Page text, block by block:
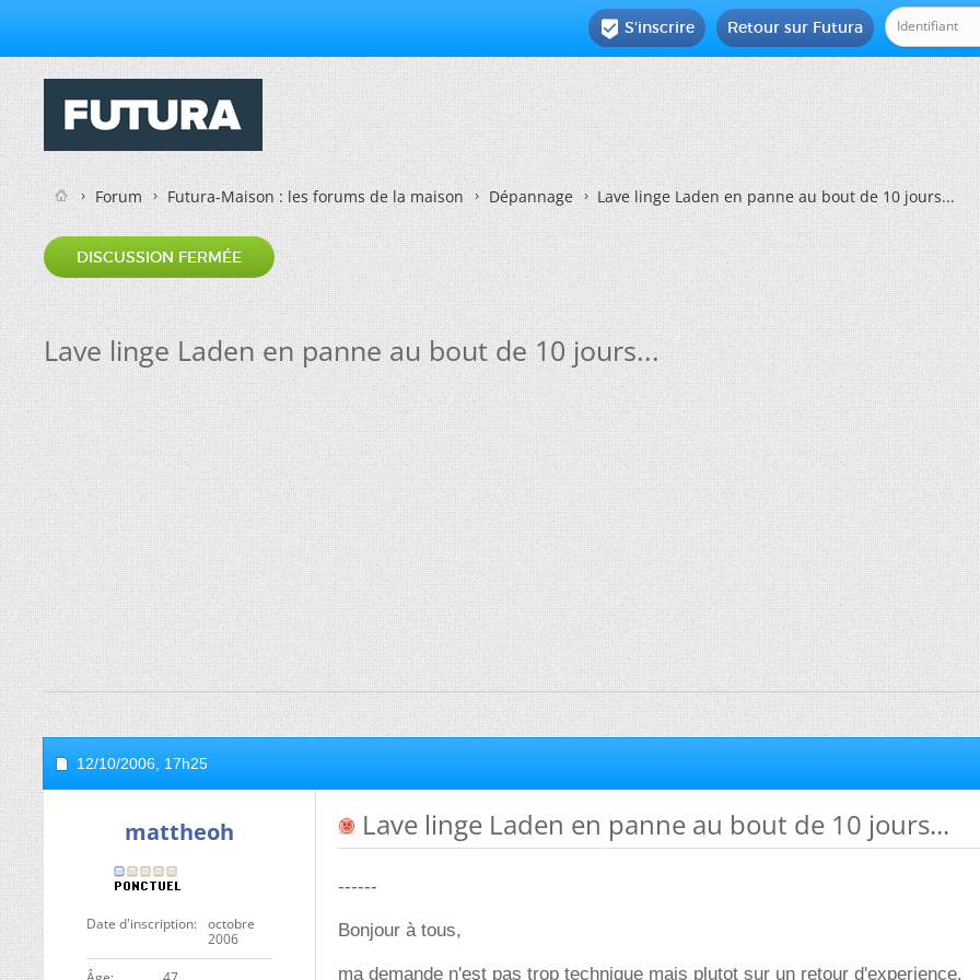
Retour sur Futura
 S'inscrire
Forum Futura-Maison : les forums de la maison Dépannage Lave linge Laden en panne au bout de 10 jours...
DISCUSSION FERMÉE
Lave linge Laden en panne au bout de 10 jours...
12/10/2006, 17h25
mattheoh
Date d'inscription
octobre
2006
Lave linge Laden en panne au bout de 10 jours...
------
Bonjour à tous,
ma demande n'est pas trop technique mais plutot sur un retour d'experience.